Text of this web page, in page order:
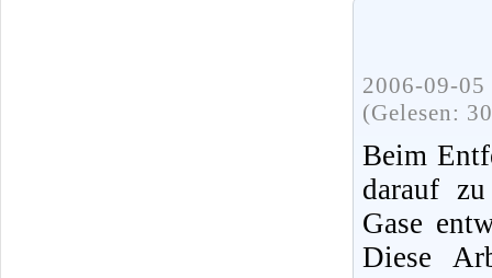
2006-09-
(Gelesen:
Beim
darauf zu
Gase
Diese